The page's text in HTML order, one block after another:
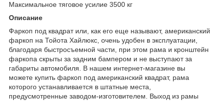
Максимальное тяговое усилие 3500 кг
Описание
Фаркоп под квадрат или, как его еще называют, американский
фаркоп на Тойота Хайлюкс, очень удобен в эксплуатации,
благодаря быстросъемной части, при этом рама и кронштейн
фаркопа скрыты за задним бампером и не выступают за
габариты автомобиля. В нашем интернет-магазине вы
можете купить фаркоп под американский квадрат, рама
которого устанавливается в штатные места,
предусмотренные заводом-изготовителем. Выход из рамы